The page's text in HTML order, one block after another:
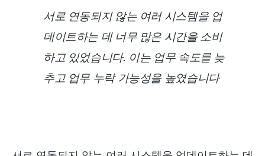
서로 연동되지 않는 여러 시스템을 업
데이트하는 데 너무 많은 시간을 소비
하고 있었습니다. 이는 업무 속도를 늦
추고 업무 누락 가능성을 높였습니다